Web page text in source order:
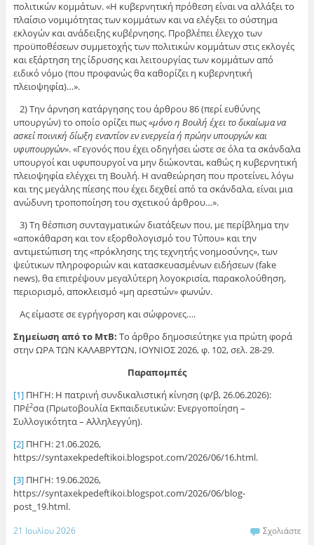
πολιτικών κομμάτων. «Η κυβερνητική πρόθεση είναι να αλλάξει το
πλαίσιο νομιμότητας των κομμάτων και να ελέγξει το σύστημα
εκλογών και ανάδειξης κυβέρνησης. Προβλέπει έλεγχο των
προϋποθέσεων συμμετοχής των πολιτικών κομμάτων στις εκλογές
και εξάρτηση της ίδρυσης και λειτουργίας των κομμάτων από
ειδικό νόμο (που προφανώς θα καθορίζει η κυβερνητική
πλειοψηφία)…».
2) Την άρνηση κατάργησης του άρθρου 86 (περί ευθύνης
υπουργών) το οποίο ορίζει πως «μόνο η Βουλή έχει το δικαίωμα να
ασκεί ποινική δίωξη εναντίον εν ενεργεία ή πρώην υπουργών και
υφυπουργών». «Γεγονός που έχει οδηγήσει ώστε σε όλα τα σκάνδαλα
υπουργοί και υφυπουργοί να μην διώκονται, καθώς η κυβερνητική
πλειοψηφία ελέγχει τη Βουλή. Η αναθεώρηση που προτείνει, λόγω
και της μεγάλης πίεσης που έχει δεχθεί από τα σκάνδαλα, είναι μια
ανώδυνη τροποποίηση του σχετικού άρθρου…».
3) Τη θέσπιση συνταγματικών διατάξεων που, με περίβλημα την
«αποκάθαρση και τον εξορθολογισμό του Τύπου» και την
αντιμετώπιση της «πρόκλησης της τεχνητής νοημοσύνης», των
ψεύτικων πληροφοριών και κατασκευασμένων ειδήσεων (fake
news), θα επιτρέψουν μεγαλύτερη λογοκρισία, παρακολούθηση,
περιορισμό, αποκλεισμό «μη αρεστών» φωνών.
Ας είμαστε σε εγρήγορση και σώφρονες….
Σημείωση από το ΜτΒ: Το άρθρο δημοσιεύτηκε για πρώτη φορά
στην ΩΡΑ ΤΩΝ ΚΑΛΑΒΡΥΤΩΝ, ΙΟΥΝΙΟΣ 2026, φ. 102, σελ. 28-29.
Παραπομπές
[1]ΠΗΓΗ: Η πατρινή συνδικαλιστική κίνηση (φ/β, 26.06.2026):
ΠΡέ2σα (Πρωτοβουλία Εκπαιδευτικών: Ενεργοποίηση –
Συλλογικότητα – Αλληλεγγύη).
[2]ΠΗΓΗ: 21.06.2026,
https://syntaxekpedeftikoi.blogspot.com/2026/06/16.html.
[3]ΠΗΓΗ: 19.06.2026,
https://syntaxekpedeftikoi.blogspot.com/2026/06/blog-
post_19.html.
21 Ιουλίου 2026 Σχολιάστε